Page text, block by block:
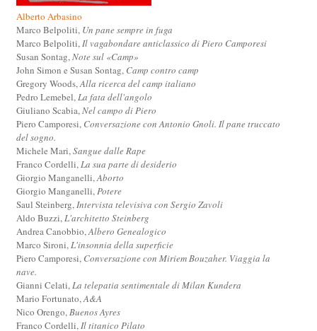
Alberto Arbasino
Marco Belpoliti, Un pane sempre in fuga
Marco Belpoliti,Il vagabondare anticlassico di Piero Camporesi
Susan Sontag,Note sul «Camp»
John Simon e Susan Sontag, Camp contro camp
Gregory Woods,Alla ricerca del camp italiano
Pedro Lemebel,La fata dell'angolo
Giuliano Scabia,Nel campo di Piero
Piero Camporesi, Conversazione con Antonio Gnoli. Il pane truccato
del sogno.
Michele Mari,Sangue dalle Rape
Franco Cordelli,La sua parte di desiderio
Giorgio Manganelli,Aborto
Giorgio Manganelli,Potere
Saul Steinberg,Intervista televisiva con Sergio Zavoli
Aldo Buzzi,L'architetto Steinberg
Andrea Canobbio,Albero Genealogico
Marco Sironi,L'insonnia della superficie
Piero Camporesi, Conversazione con Miriem Bouzaher. Viaggia la
nave.
Gianni Celati,La telepatia sentimentale di Milan Kundera
Mario Fortunato,A&A
Nico Orengo,Buenos Ayres
Franco Cordelli,Il titanico Pilato